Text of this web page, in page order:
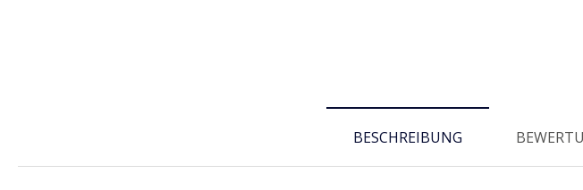
BESCHREIBUNG